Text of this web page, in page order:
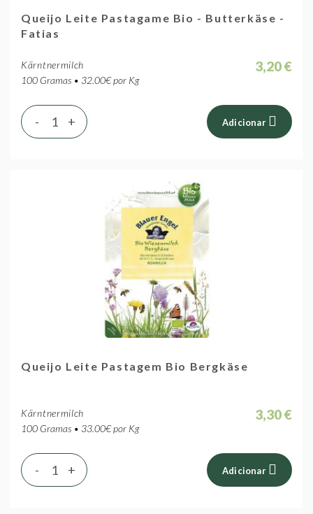
Queijo Leite Pastagame Bio - Butterkäse -
Fatias
Kärntnermilch
100 Gramas • 32.00€ por Kg
3,20 €
+
- Adicionar
Queijo Leite Pastagem Bio Bergkäse
Kärntnermilch
100 Gramas • 33.00€ por Kg
3,30 €
+
- Adicionar